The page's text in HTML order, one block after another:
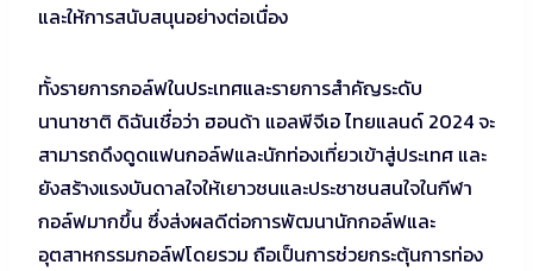
และให้การสนับสนุนอย่างต่อเนื่อง
ทั้งรายการกอล์ฟในประเทศและรายการสำคัญระดับ
นานาชาติ ดิฉันเชื่อว่า ฮอนด้า แอลพีจีเอ ไทยแลนด์ 2024 จะ
สามารถดึงดูดแฟนกอล์ฟและนักท่องเที่ยวเข้าสู่ประเทศ และ
ยังสร้างแรงบันดาลใจให้เยาวชนและประชาชนสนใจในกีฬา
กอล์ฟมากขึ้น ซึ่งส่งผลดีต่อการพัฒนานักกอล์ฟและ
อุตสาหกรรมกอล์ฟโดยรวม ถือเป็นการช่วยกระตุ้นการท่อง